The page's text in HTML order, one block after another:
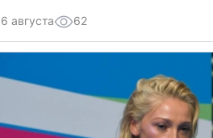
6 августа 62